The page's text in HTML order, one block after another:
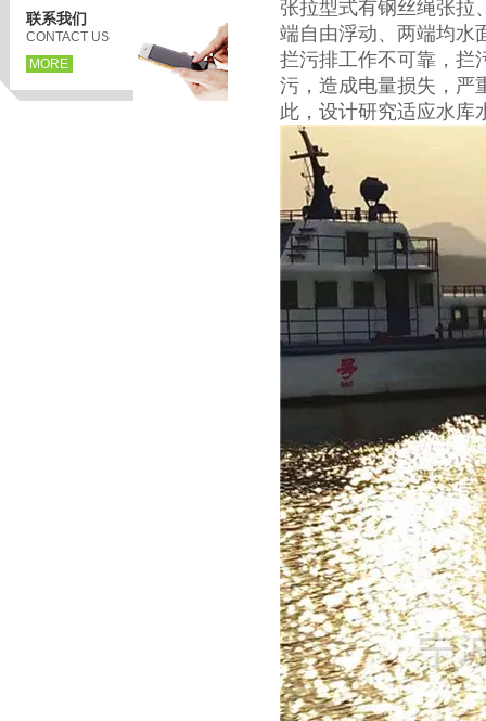
联系我们
CONTACT US
MORE
张拉型式有钢丝绳张拉
端自由浮动、两端均水
拦污排工作不可靠，拦
污，造成电量损失，严
此，设计研究适应水库